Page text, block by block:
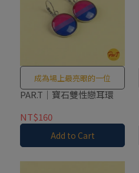
成為場上最亮眼的一位
PAR.T｜寶石雙性戀耳環
NT$160
Add to Cart